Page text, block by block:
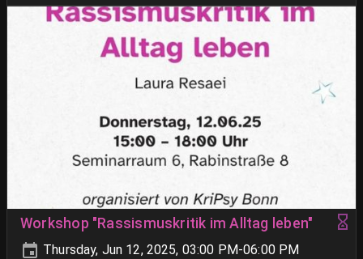
Workshop "Rassismuskritik im Alltag leben"
Thursday, Jun 12, 2025, 03:00 PM-06:00 PM